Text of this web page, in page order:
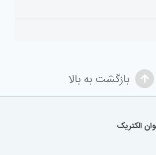
بازگشت به بالا
الکتریک